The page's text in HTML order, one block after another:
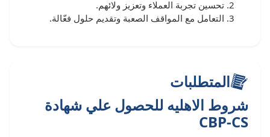
تحسين تجربة العملاء وتعزيز ولائهم.
التعامل مع المواقف الصعبة وتقديم حلول فعّالة.
المتطلبات
شروط الاهليه للحصول علي شهادة
CBP-CS